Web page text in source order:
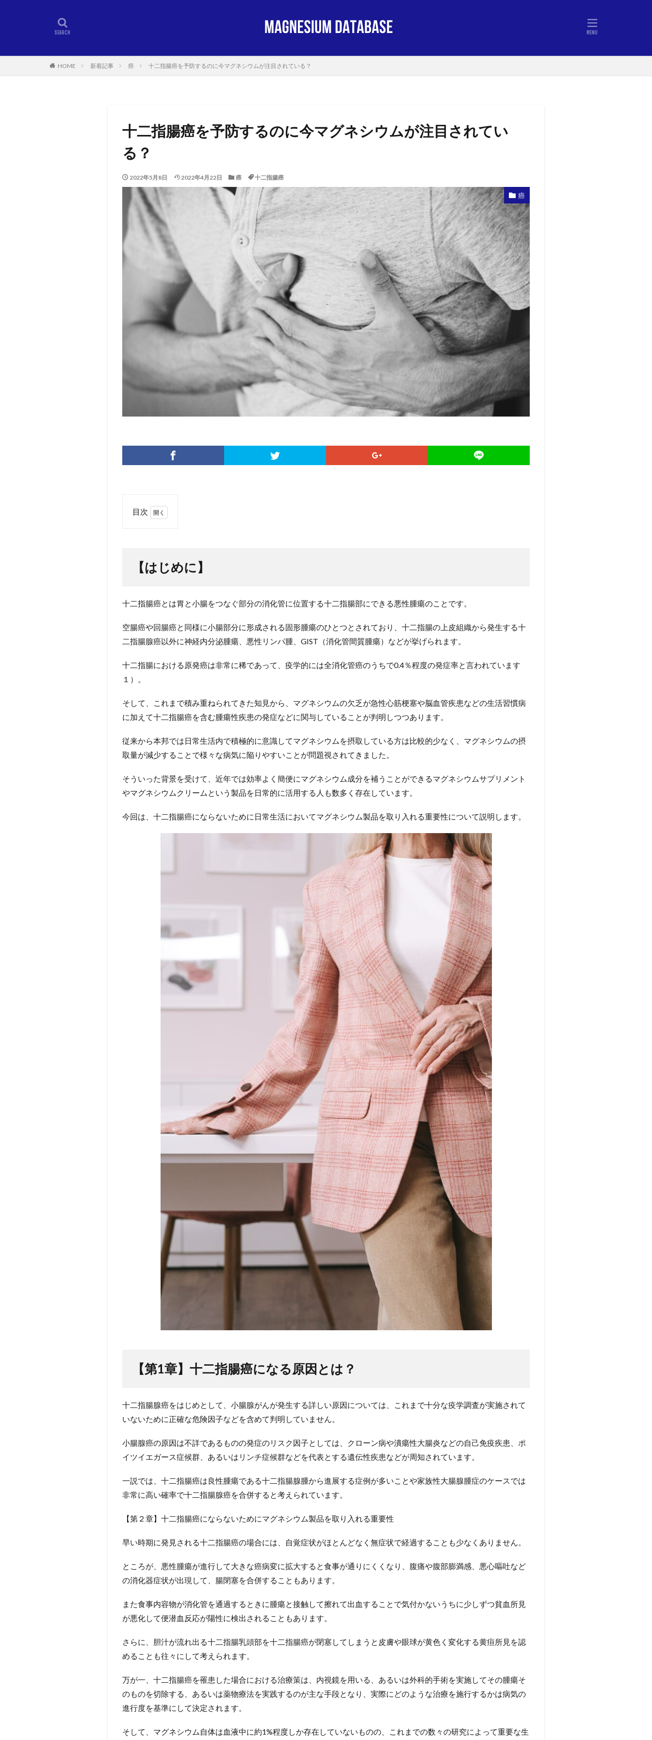
HOME 新着記事 癌 十二指腸癌を予防するのに今マグネシウムが注目されている？
十二指腸癌を予防するのに今マグネシウムが注目されてい
る？
2022年5月8日 2022年4月22日 癌 十二指腸癌
癌
目次
章】
指腸
癌に
なる
と
は？
【まと
め（お
に）】
3.1
3.2
につ
いて
【はじめに】
十二指腸癌とは胃と小腸をつなぐ部分の消化管に位置する十二指腸部にできる悪性腫瘍のことです。
空腸癌や回腸癌と同様に小腸部分に形成される固形腫瘍のひとつとされており、十二指腸の上皮組織から発生する十
二指腸腺癌以外に神経内分泌腫瘍、悪性リンパ腫、 GIST （消化管間質腫瘍）などが挙げられます。
十二指腸における原発癌は非常に稀であって、疫学的には全消化管癌のうちで0.4％程度の発症率と言われています
１）。
そして、これまで積み重ねられてきた知見から、マグネシウムの欠乏が急性心筋梗塞や脳血管疾患などの生活習慣病
に加えて十二指腸癌を含む腫瘍性疾患の発症などに関与していることが判明しつつあります。
従来から本邦では日常生活内で積極的に意識してマグネシウムを摂取している方は比較的少なく、マグネシウムの摂
取量が減少することで様々な病気に陥りやすいことが問題視されてきました。
そういった背景を受けて、近年では効率よく簡便にマグネシウム成分を補うことができるマグネシウムサプリメント
やマグネシウムクリームという製品を日常的に活用する人も数多く存在しています。
今回は、十二指腸癌にならないために日常生活においてマグネシウム製品を取り入れる重要性について説明します。
【第1章】十二指腸癌になる原因とは？
十二指腸腺癌をはじめとして、小腸腺がんが発生する詳しい原因については、これまで十分な疫学調査が実施されて
いないために正確な危険因子などを含めて判明していません。
小腸腺癌の原因は不詳であるものの発症のリスク因子としては、クローン病や潰瘍性大腸炎などの自己免疫疾患、ポ
イツイエガース症候群、あるいはリンチ症候群などを代表とする遺伝性疾患などが周知されています。
一説では、十二指腸癌は良性腫瘍である十二指腸腺腫から進展する症例が多いことや家族性大腸腺腫症のケースでは
非常に高い確率で十二指腸腺癌を合併すると考えられています。
【第２章】十二指腸癌にならないためにマグネシウム製品を取り入れる重要性
早い時期に発見される十二指腸癌の場合には、自覚症状がほとんどなく無症状で経過することも少なくありません。
ところが、悪性腫瘍が進行して大きな癌病変に拡大すると食事が通りにくくなり、腹痛や腹部膨満感、悪心嘔吐など
の消化器症状が出現して、腸閉塞を合併することもあります。
また食事内容物が消化管を通過するときに腫瘍と接触して擦れて出血することで気付かないうちに少しずつ貧血所見
が悪化して便潜血反応が陽性に検出されることもあります。
さらに、胆汁が流れ出る十二指腸乳頭部を十二指腸癌が閉塞してしまうと皮膚や眼球が黄色く変化する黄疸所見を認
めることも往々にして考えられます。
万が一、十二指腸癌を罹患した場合における治療策は、内視鏡を用いる、あるいは外科的手術を実施してその腫瘍そ
のものを切除する、あるいは薬物療法を実践するのが主な手段となり、実際にどのような治療を施行するかは病気の
進行度を基準にして決定されます。
そして、マグネシウム自体は血液中に約1%程度しか存在していないものの、これまでの数々の研究によって重要な生